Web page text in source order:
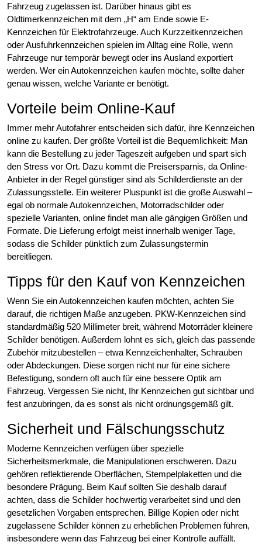
Fahrzeug zugelassen ist. Darüber hinaus gibt es
Oldtimerkennzeichen mit dem „H“ am Ende sowie E-
Kennzeichen für Elektrofahrzeuge. Auch Kurzzeitkennzeichen
oder Ausfuhrkennzeichen spielen im Alltag eine Rolle, wenn
Fahrzeuge nur temporär bewegt oder ins Ausland exportiert
werden. Wer ein Autokennzeichen kaufen möchte, sollte daher
genau wissen, welche Variante er benötigt.
Vorteile beim Online-Kauf
Immer mehr Autofahrer entscheiden sich dafür, ihre Kennzeichen
online zu kaufen. Der größte Vorteil ist die Bequemlichkeit: Man
kann die Bestellung zu jeder Tageszeit aufgeben und spart sich
den Stress vor Ort. Dazu kommt die Preisersparnis, da Online-
Anbieter in der Regel günstiger sind als Schilderdienste an der
Zulassungsstelle. Ein weiterer Pluspunkt ist die große Auswahl –
egal ob normale Autokennzeichen, Motorradschilder oder
spezielle Varianten, online findet man alle gängigen Größen und
Formate. Die Lieferung erfolgt meist innerhalb weniger Tage,
sodass die Schilder pünktlich zum Zulassungstermin
bereitliegen.
Tipps für den Kauf von Kennzeichen
Wenn Sie ein Autokennzeichen kaufen möchten, achten Sie
darauf, die richtigen Maße anzugeben. PKW-Kennzeichen sind
standardmäßig 520 Millimeter breit, während Motorräder kleinere
Schilder benötigen. Außerdem lohnt es sich, gleich das passende
Zubehör mitzubestellen – etwa Kennzeichenhalter, Schrauben
oder Abdeckungen. Diese sorgen nicht nur für eine sichere
Befestigung, sondern oft auch für eine bessere Optik am
Fahrzeug. Vergessen Sie nicht, Ihr Kennzeichen gut sichtbar und
fest anzubringen, da es sonst als nicht ordnungsgemäß gilt.
Sicherheit und Fälschungsschutz
Moderne Kennzeichen verfügen über spezielle
Sicherheitsmerkmale, die Manipulationen erschweren. Dazu
gehören reflektierende Oberflächen, Stempelplaketten und die
besondere Prägung. Beim Kauf sollten Sie deshalb darauf
achten, dass die Schilder hochwertig verarbeitet sind und den
gesetzlichen Vorgaben entsprechen. Billige Kopien oder nicht
zugelassene Schilder können zu erheblichen Problemen führen,
insbesondere wenn das Fahrzeug bei einer Kontrolle auffällt.